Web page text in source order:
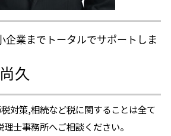
企業までトータルでサポートしま
久
対策,相続など税に関することは全て
士事務所へご相談ください。